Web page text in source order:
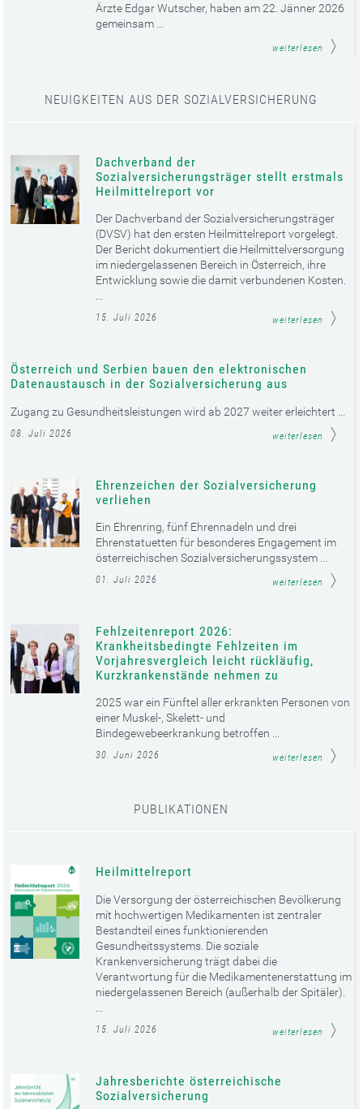
Ärzte Edgar Wutscher, haben am 22. Jänner 2026
gemeinsam ...
weiterlesen
NEUIGKEITEN AUS DER SOZIALVERSICHERUNG
Dachverband der
Sozialversicherungsträger stellt erstmals
Heilmittelreport vor
Der Dachverband der Sozialversicherungsträger
(DVSV) hat den ersten Heilmittelreport vorgelegt.
Der Bericht dokumentiert die Heilmittelversorgung
im niedergelassenen Bereich in Österreich, ihre
Entwicklung sowie die damit verbundenen Kosten.
15. Juli 2026 weiterlesen
Österreich und Serbien bauen den elektronischen
Datenaustausch in der Sozialversicherung aus
Zugang zu Gesundheitsleistungen wird ab 2027 weiter erleichtert ...
08. Juli 2026 weiterlesen
Ehrenzeichen der Sozialversicherung
verliehen
Ein Ehrenring, fünf Ehrennadeln und drei
Ehrenstatuetten für besonderes Engagement im
österreichischen Sozialversicherungssystem ...
01. Juli 2026 weiterlesen
Fehlzeitenreport 2026:
Krankheitsbedingte Fehlzeiten im
Vorjahresvergleich leicht rückläufig,
Kurzkrankenstände nehmen zu
2025 war ein Fünftel aller erkrankten Personen von
einer Muskel-, Skelett- und
Bindegewebeerkrankung betroffen ...
30. Juni 2026 weiterlesen
PUBLIKATIONEN
Heilmittelreport
Die Versorgung der österreichischen Bevölkerung
mit hochwertigen Medikamenten ist zentraler
Bestandteil eines funktionierenden
Gesundheitssystems. Die soziale
Krankenversicherung trägt dabei die
Verantwortung für die Medikamentenerstattung im
niedergelassenen Bereich (außerhalb der Spitäler).
15. Juli 2026 weiterlesen
Jahresberichte österreichische
Sozialversicherung